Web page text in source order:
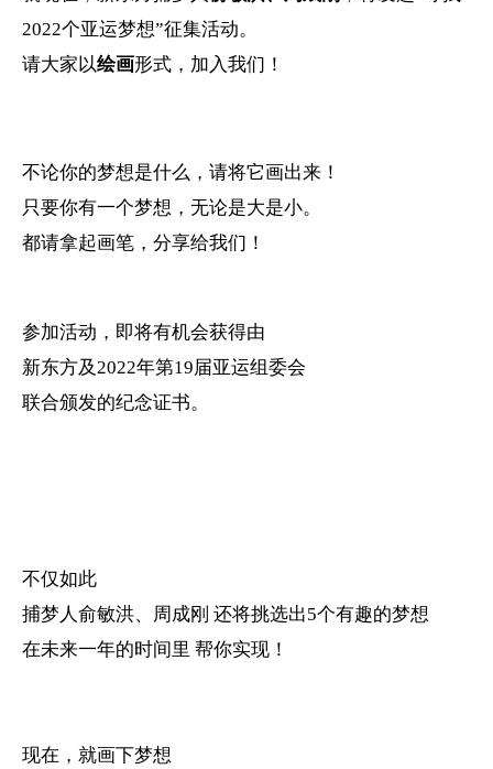
2022个亚运梦想”征集活动。
请大家以绘画形式，加入我们！
不论你的梦想是什么，请将它画出来！
只要你有一个梦想，无论是大是小。
都请拿起画笔，分享给我们！
参加活动，即将有机会获得由
新东方及2022年第19届亚运组委会
联合颁发的纪念证书。
不仅如此
捕梦人俞敏洪、周成刚 还将挑选出5个有趣的梦想
在未来一年的时间里 帮你实现！
现在，就画下梦想